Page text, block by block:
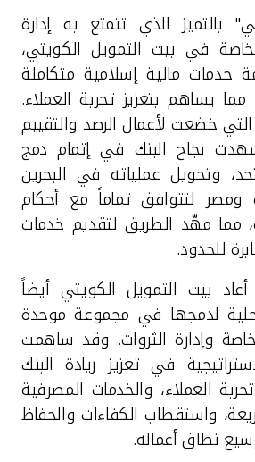
بالتميز الذي تتمتع به إدارة
في بيت التمويل الكويتي،
مالية إسلامية متكاملة
يساهم بتعزيز تجربة العملاء.
خضعت لأعمال الرصد والتقييم
شهدت نجاح البنك في إتمام دمج
وتحويل عملياته في البحرين
ومصر لتتوافق تماماً مع أحكام
مما مهّد الطريق لتقديم خدمات
للحدود.
عام 2024، أعاد بيت التمويل الكويتي أيضاً
لدمجها في مجموعة موحدة
وإدارة الثروات. وقد ساهمت
في تعزيز ريادة البنك
العملاء، والخدمات المصرفية
واستقطاب الكفاءات والحفاظ
نطاق أعماله.